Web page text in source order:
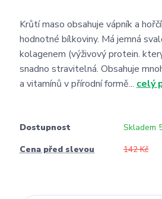
Krůtí maso obsahuje vápník a
hodnotné bílkoviny. Má jemná
kolagenem (výživový protein.
snadno stravitelná. Obsahuje
a vitamínů v přírodní formě... celý
Dostupnost
Skladem
Cena před slevou
142 Kč